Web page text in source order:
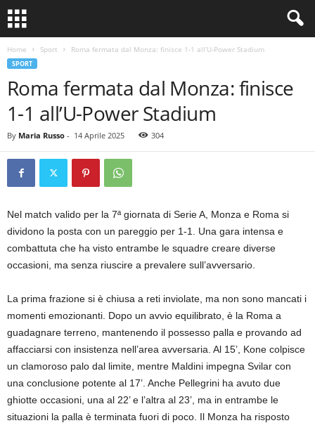
Home Sport Roma fermata dal Monza: finisce 1-1 all’U-Power Stadium
SPORT
Roma fermata dal Monza: finisce
1-1 all’U-Power Stadium
By Maria Russo - 14 Aprile 2025 304
Nel match valido per la 7ª giornata di Serie A, Monza e Roma si
dividono la posta con un pareggio per 1-1. Una gara intensa e
combattuta che ha visto entrambe le squadre creare diverse
occasioni, ma senza riuscire a prevalere sull’avversario.
La prima frazione si è chiusa a reti inviolate, ma non sono mancati i
momenti emozionanti. Dopo un avvio equilibrato, è la Roma a
guadagnare terreno, mantenendo il possesso palla e provando ad
affacciarsi con insistenza nell’area avversaria. Al 15’, Kone colpisce
un clamoroso palo dal limite, mentre Maldini impegna Svilar con
una conclusione potente al 17’. Anche Pellegrini ha avuto due
ghiotte occasioni, una al 22’ e l’altra al 23’, ma in entrambe le
situazioni la palla è terminata fuori di poco. Il Monza ha risposto